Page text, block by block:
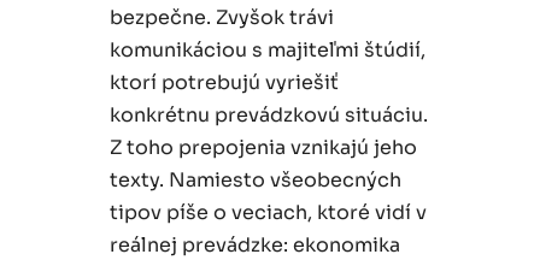
bezpečne. Zvyšok trávi
komunikáciou s majiteľmi štúdií,
ktorí potrebujú vyriešiť
konkrétnu prevádzkovú situáciu.
Z toho prepojenia vznikajú jeho
texty. Namiesto všeobecných
tipov píše o veciach, ktoré vidí v
reálnej prevádzke: ekonomika